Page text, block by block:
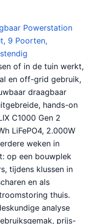
Powerstation
9 Poorten,
of in de tuin werkt,
en off-grid gebruik,
draagbaar
hands-on
C1000 Gen 2
LiFePO4, 2.000W
weken in
op een bouwplek
tijdens klussen in
en als
thuis.
analyse
prijs-